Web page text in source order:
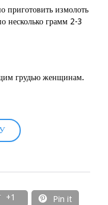
приготовить измолоть
несколько грамм 2-3
грудью женщинам.
+1  Pin it